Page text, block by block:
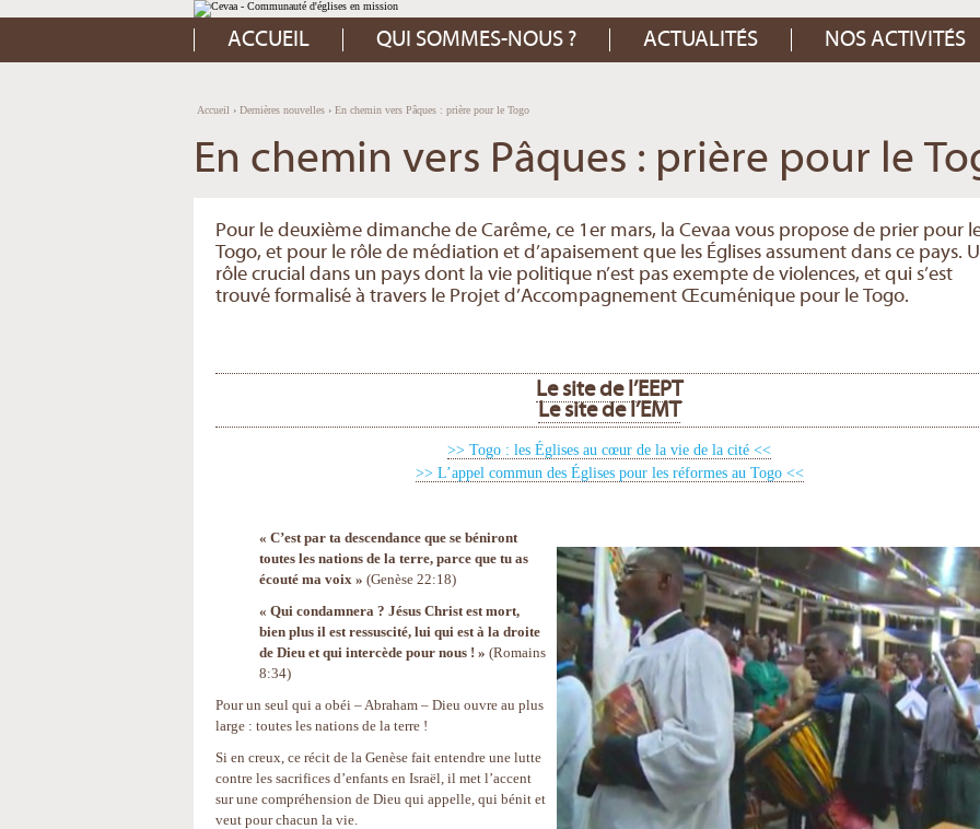
Aller
au
contenu.
Aller
à
Outils
personnels
ACCUEIL QUI SOMMES-NOUS ? ACTUALITÉS NOS ACTIVITÉS
Accueil › Dernières nouvelles › En chemin vers Pâques : prière pour le Togo
En chemin vers Pâques : prière pour le
Pour le deuxième dimanche de Carême, ce 1er mars, la Cevaa vous propose de prier pour
Togo, et pour le rôle de médiation et d’apaisement que les Églises assument dans ce pays.
rôle crucial dans un pays dont la vie politique n’est pas exempte de violences, et qui s’est
trouvé formalisé à travers le Projet d’Accompagnement Œcuménique pour le Togo.
Le site de l’EEPT
Le site de l’EMT
>> Togo : les Églises au cœur de la vie de la cité <<
>> L’appel commun des Églises pour les réformes au Togo <<
« C’est par ta descendance que se béniront
toutes les nations de la terre, parce que tu as
écouté ma voix » (Genèse 22:18)
« Qui condamnera ? Jésus Christ est mort,
bien plus il est ressuscité, lui qui est à la droite
de Dieu et qui intercède pour nous ! » (Romains
8:34)
Pour un seul qui a obéi – Abraham – Dieu ouvre au plus
large : toutes les nations de la terre !
Si en creux, ce récit de la Genèse fait entendre une lutte
contre les sacrifices d’enfants en Israël, il met l’accent
sur une compréhension de Dieu qui appelle, qui bénit et
veut pour chacun la vie.